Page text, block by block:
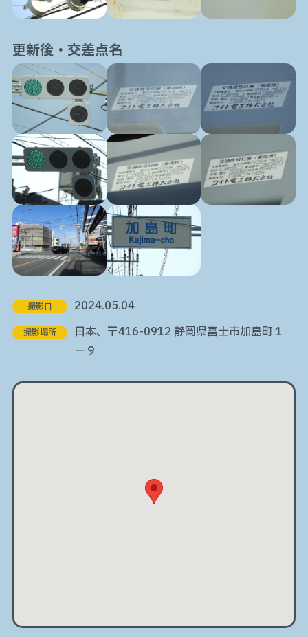
更新後・交差点名
撮影日 2024.05.04
撮影場所
日本、〒416-0912 静岡県富士市加島町１
−９